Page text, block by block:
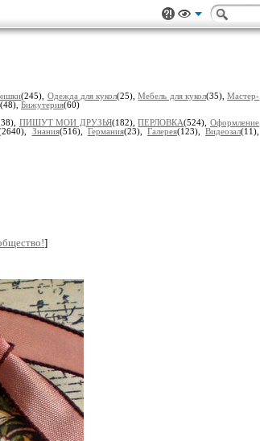
(245), Одеждa для кукол(25),Мебель для кукол(35),Мастер-
(48), Бижутерия(60)
ПИШУТ МОИ ДРУЗЬЯ(182),ПЕРЛОВКА(524),Оформление
Знания(516), Гермaния(23), Гaлерея(123),Видеозал(11),
]